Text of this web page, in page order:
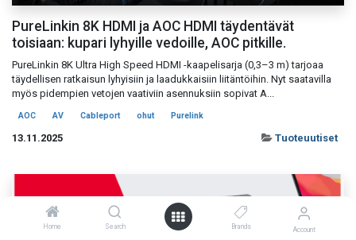
Home Search Brands Account
PureLinkin 8K HDMI ja AOC HDMI täydentävät
toisiaan: kupari lyhyille vedoille, AOC pitkille.
PureLinkin 8K Ultra High Speed HDMI -kaapelisarja (0,3–3 m) tarjoaa
täydellisen ratkaisun lyhyisiin ja laadukkaisiin liitäntöihin. Nyt saatavilla
myös pidempien vetojen vaativiin asennuksiin sopivat A...
AOC AV Cableport ohut Purelink
13.11.2025 Tuoteuutiset